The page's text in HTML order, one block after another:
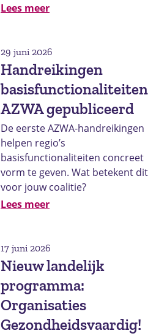
Lees meer
29 juni 2026
Handreikingen
basisfunctionaliteiten
AZWA gepubliceerd
De eerste AZWA-handreikingen
helpen regio’s
basisfunctionaliteiten concreet
vorm te geven. Wat betekent dit
voor jouw coalitie?
Lees meer
17 juni 2026
Nieuw landelijk
programma:
Organisaties
Gezondheidsvaardig!